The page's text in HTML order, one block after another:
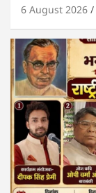
6 August 2026